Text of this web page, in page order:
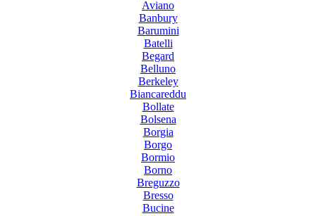
Aviano
Banbury
Barumini
Batelli
Begard
Belluno
Berkeley
Biancareddu
Bollate
Bolsena
Borgia
Borgo
Bormio
Borno
Breguzzo
Bresso
Bucine